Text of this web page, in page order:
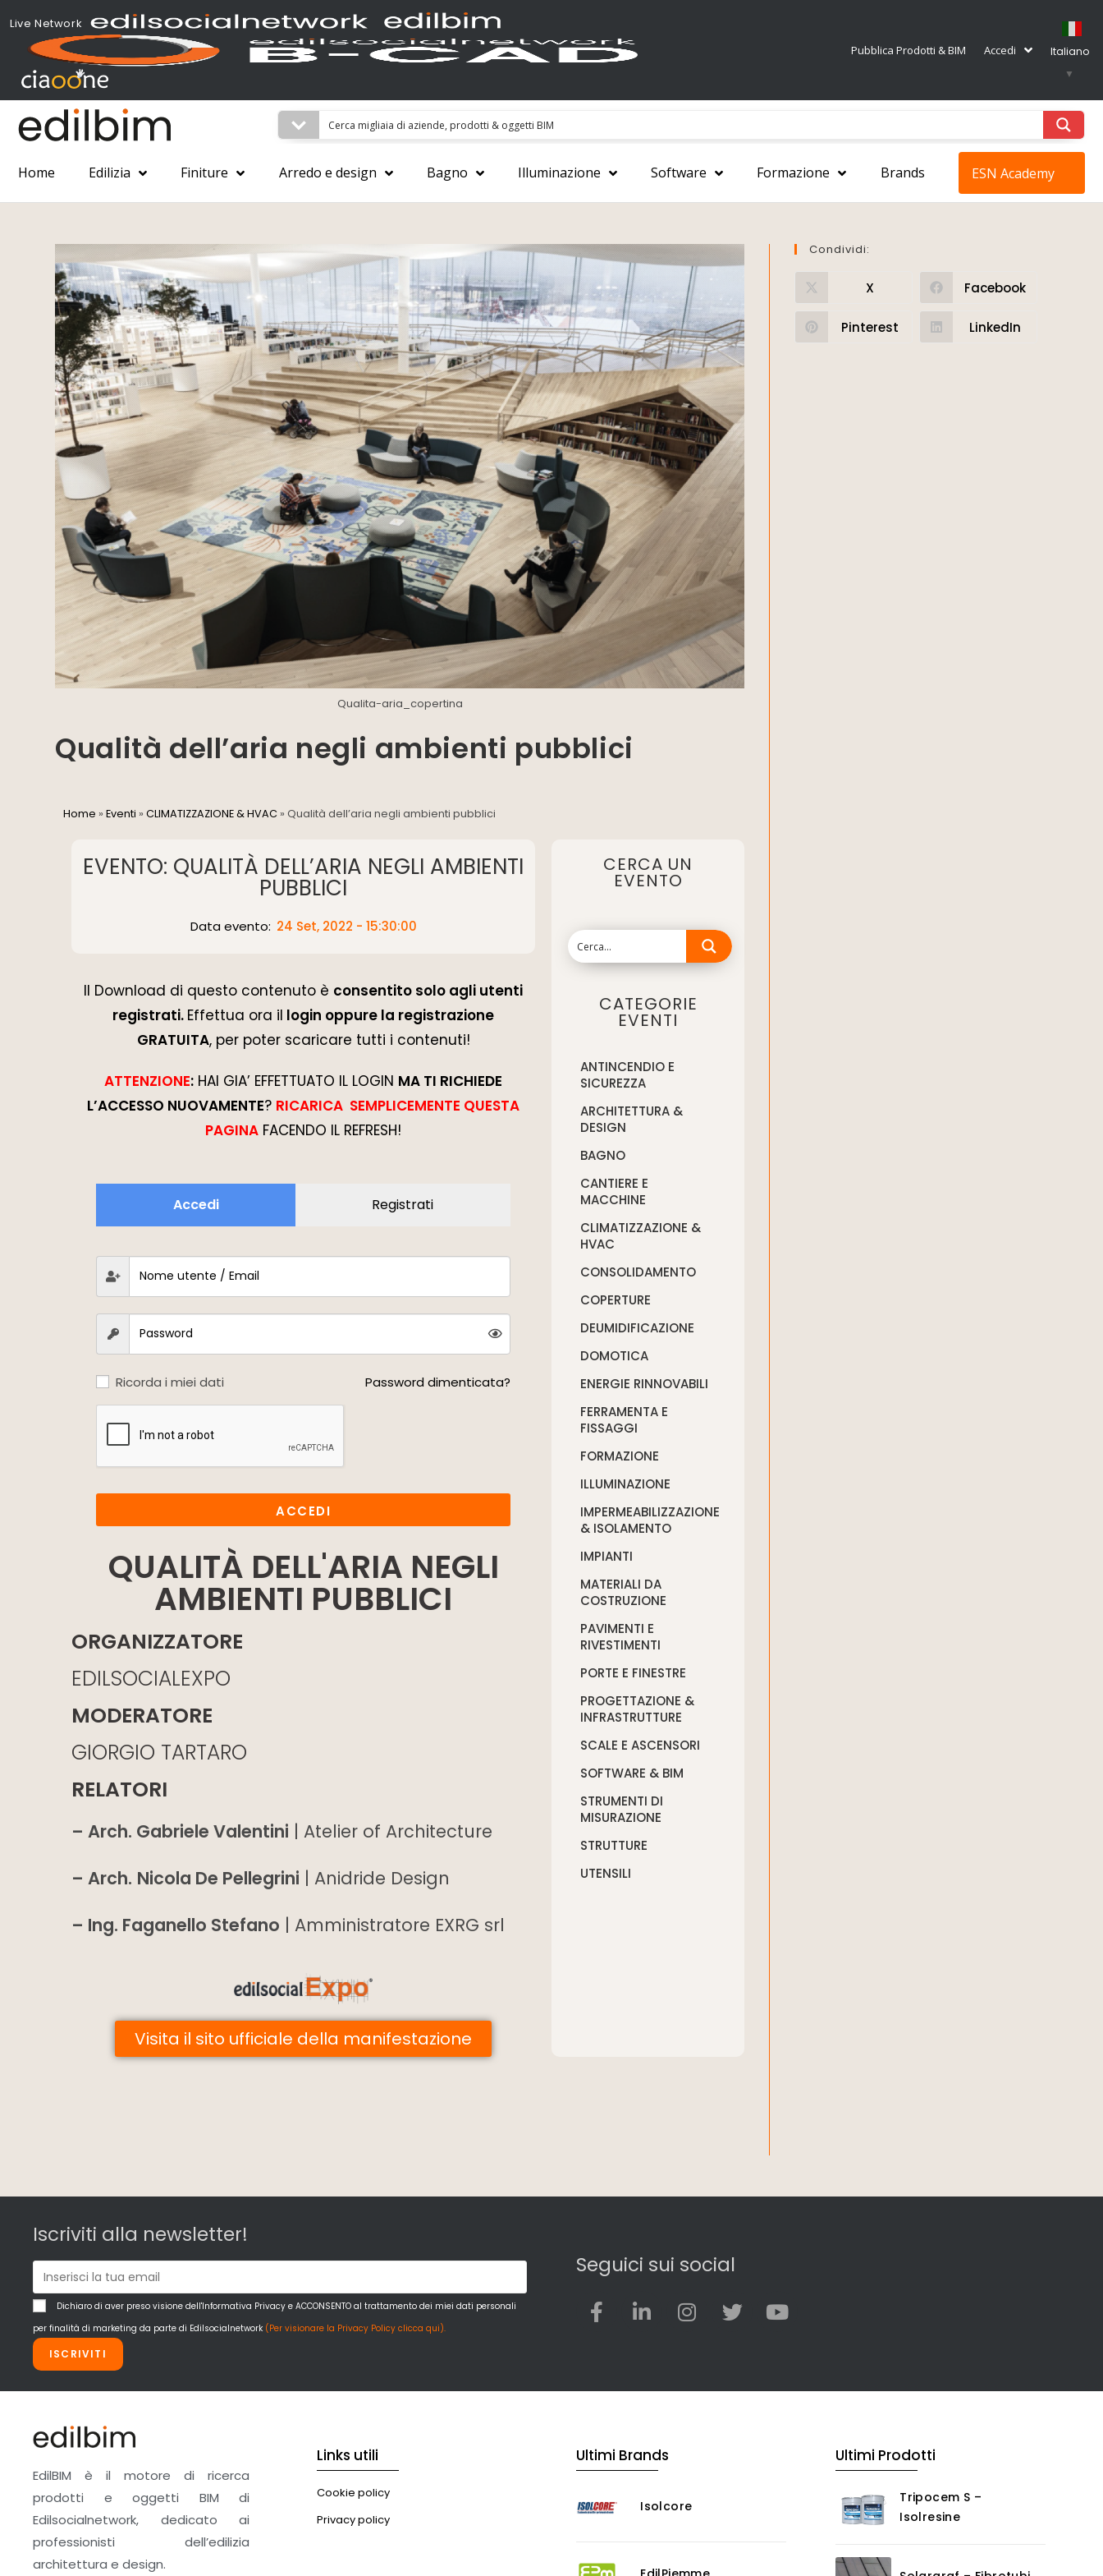
Live Network
Pubblica Prodotti & BIM Accedi
Italiano
▼
Home Edilizia Finiture Arredo e design Bagno Illuminazione Software Formazione Brands ESN Academy
Qualita-aria_copertina
Qualità dell’aria negli ambienti pubblici
Home »Eventi »CLIMATIZZAZIONE & HVAC »Qualità dell’aria negli ambienti pubblici
EVENTO: QUALITÀ DELL’ARIA NEGLI AMBIENTI
PUBBLICI
Data evento: 24 Set, 2022 - 15:30:00
Il Download di questo contenuto è consentito solo agli utenti
registrati. Effettua ora il login oppure la registrazione
GRATUITA, per poter scaricare tutti i contenuti!
ATTENZIONE: HAI GIA’ EFFETTUATO IL LOGIN MA TI RICHIEDE
L’ACCESSO NUOVAMENTE? RICARICA SEMPLICEMENTE QUESTA
PAGINA FACENDO IL REFRESH!
Accedi Registrati
Ricorda i miei dati Password dimenticata?
ACCEDI
QUALITÀ DELL'ARIA NEGLI
AMBIENTI PUBBLICI
ORGANIZZATORE
EDILSOCIALEXPO
MODERATORE
GIORGIO TARTARO
RELATORI
– Arch. Gabriele Valentini | Atelier of Architecture
– Arch. Nicola De Pellegrini | Anidride Design
– Ing. Faganello Stefano | Amministratore EXRG srl
Visita il sito ufficiale della manifestazione
CERCA UN
EVENTO
CATEGORIE
EVENTI
ANTINCENDIO E
SICUREZZA
ARCHITETTURA &
DESIGN
BAGNO
CANTIERE E
MACCHINE
CLIMATIZZAZIONE &
HVAC
CONSOLIDAMENTO
COPERTURE
DEUMIDIFICAZIONE
DOMOTICA
ENERGIE RINNOVABILI
FERRAMENTA E
FISSAGGI
FORMAZIONE
ILLUMINAZIONE
IMPERMEABILIZZAZIONE
& ISOLAMENTO
IMPIANTI
MATERIALI DA
COSTRUZIONE
PAVIMENTI E
RIVESTIMENTI
PORTE E FINESTRE
PROGETTAZIONE &
INFRASTRUTTURE
SCALE E ASCENSORI
SOFTWARE & BIM
STRUMENTI DI
MISURAZIONE
STRUTTURE
UTENSILI
Condividi:
X Facebook
Pinterest LinkedIn
Iscriviti alla newsletter!
Dichiaro di aver preso visione dell'Informativa Privacy e ACCONSENTO al trattamento dei miei dati personali
per finalità di marketing da parte di Edilsocialnetwork (Per visionare la Privacy Policy clicca qui).
ISCRIVITI
Seguici sui social
EdilBIM è il motore di ricerca
prodotti e oggetti BIM di
Edilsocialnetwork, dedicato ai
professionisti dell’edilizia
architettura e design.
Links utili
Cookie policy
Privacy policy
Ultimi Brands
Isolcore
Ultimi Prodotti
Tripocem S –
Isolresine